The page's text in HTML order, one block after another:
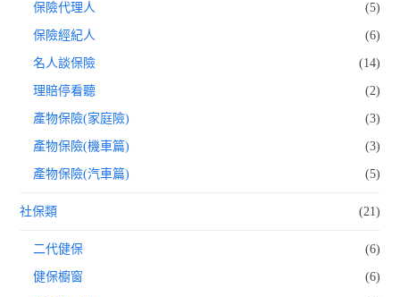
保險代理人 (5)
保險經紀人 (6)
名人談保險 (14)
理賠停看聽 (2)
產物保險(家庭險) (3)
產物保險(機車篇) (3)
產物保險(汽車篇) (5)
社保類 (21)
二代健保 (6)
健保櫥窗 (6)